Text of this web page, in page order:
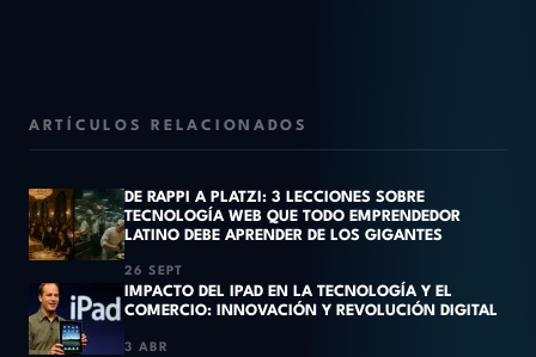
ARTÍCULOS RELACIONADOS
DE RAPPI A PLATZI: 3 LECCIONES SOBRE
TECNOLOGÍA WEB QUE TODO EMPRENDEDOR
LATINO DEBE APRENDER DE LOS GIGANTES
26 SEPT
IMPACTO DEL IPAD EN LA TECNOLOGÍA Y EL
COMERCIO: INNOVACIÓN Y REVOLUCIÓN DIGITAL
3 ABR